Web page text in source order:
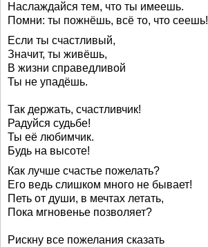
Наслаждайся тем, что ты имеешь.
Помни: ты пожнёшь, всё то, что сеешь!
Если ты счастливый,
Значит, ты живёшь,
В жизни справедливой
Ты не упадёшь.
Так держать, счастливчик!
Радуйся судьбе!
Ты её любимчик.
Будь на высоте!
Как лучше счастье пожелать?
Его ведь слишком много не бывает!
Петь от души, в мечтах летать,
Пока мгновенье позволяет?
Рискну все пожелания сказать